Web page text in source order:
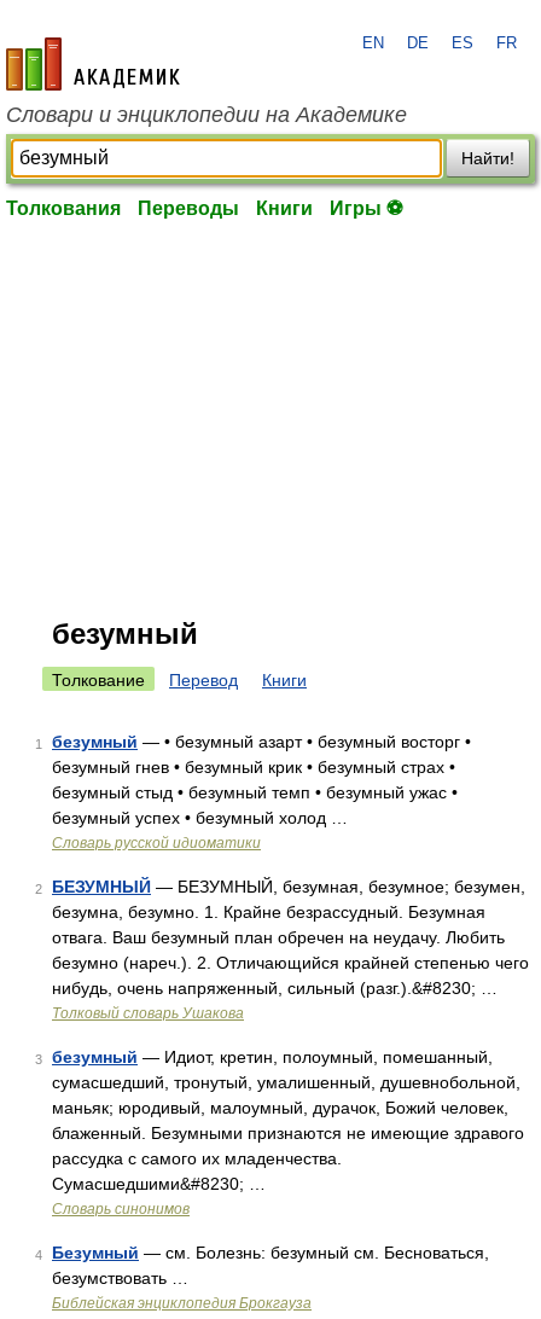
academic.ru
EN DE ES FR
Словари и энциклопедии на Академике
Найти!
Толкования Переводы Книги Игры ⚽
безумный
Толкование Перевод Книги
1 безумный — • безумный азарт • безумный восторг •
безумный гнев • безумный крик • безумный страх •
безумный стыд • безумный темп • безумный ужас •
безумный успех • безумный холод …
Словарь русской идиоматики
2 БЕЗУМНЫЙ — БЕЗУМНЫЙ, безумная, безумное; безумен,
безумна, безумно. 1. Крайне безрассудный. Безумная
отвага. Ваш безумный план обречен на неудачу. Любить
безумно (нареч.). 2. Отличающийся крайней степенью чего
нибудь, очень напряженный, сильный (разг.).&#8230; …
Толковый словарь Ушакова
3 безумный — Идиот, кретин, полоумный, помешанный,
сумасшедший, тронутый, умалишенный, душевнобольной,
маньяк; юродивый, малоумный, дурачок, Божий человек,
блаженный. Безумными признаются не имеющие здравого
рассудка с самого их младенчества.
Сумасшедшими&#8230; …
Словарь синонимов
4 Безумный — см. Болезнь: безумный см. Бесноваться,
безумствовать …
Библейская энциклопедия Брокгауза